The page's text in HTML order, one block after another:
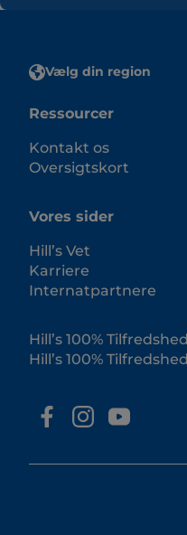
Vælg din region
Ressourcer
Kontakt os
Oversigtskort
Vores sider
Hill’s Vet
Karriere
Internatpartnere
Hill’s 100%
Hill’s 100%